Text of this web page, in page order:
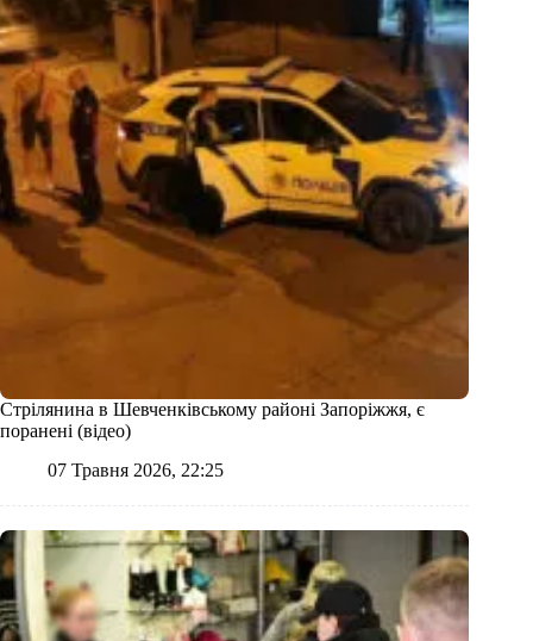
Стрілянина в Шевченківському районі Запоріжжя, є
поранені (відео)
07 Травня 2026, 22:25